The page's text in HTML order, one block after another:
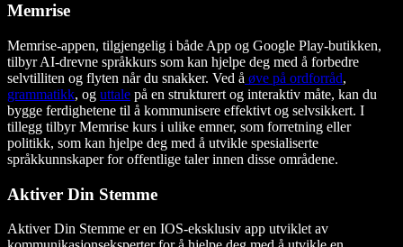
Memrise
Memrise-appen, tilgjengelig i både App og Google Play-butikken,
tilbyr AI-drevne språkkurs som kan hjelpe deg med å forbedre
selvtilliten og flyten når du snakker. Ved å øve på ordforråd,
grammatikk, og uttale på en strukturert og interaktiv måte, kan du
bygge ferdighetene til å kommunisere effektivt og selvsikkert. I
tillegg tilbyr Memrise kurs i ulike emner, som forretning eller
politikk, som kan hjelpe deg med å utvikle spesialiserte
språkkunnskaper for offentlige taler innen disse områdene.
Aktiver Din Stemme
Aktiver Din Stemme er en IOS-eksklusiv app utviklet av